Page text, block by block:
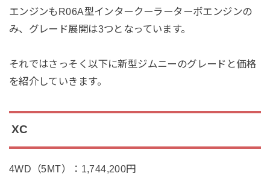
エンジンもR06A型インタークーラーターボエンジンの
み、グレード展開は3つとなっています。
それではさっそく以下に新型ジムニーのグレードと価格
を紹介していきます。
XC
4WD（5MT）：1,744,200円